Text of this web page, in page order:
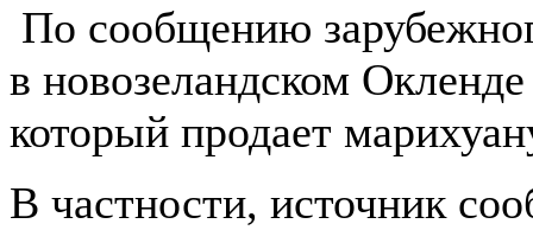
По сообщению
в новозеландском
который продает
В частности, источник